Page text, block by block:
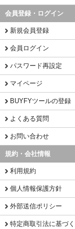
会員登録・ログイン
新規会員登録
会員ログイン
パスワード再設定
マイページ
BUYFYツールの登録
よくある質問
お問い合わせ
規約・会社情報
利用規約
個人情報保護方針
外部送信ポリシー
特定商取引法に基づ